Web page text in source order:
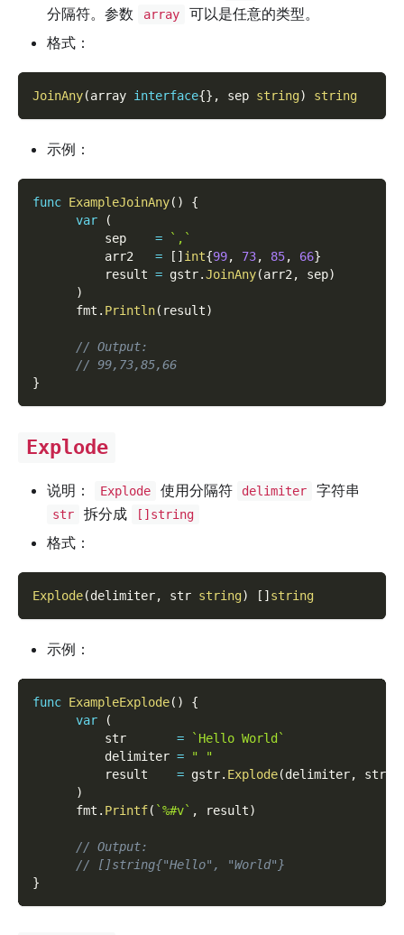
分隔符。参数
array
可以是任意的类型。
格式：
JoinAny(array interface{} , sep string) string
示例：
func ExampleJoinAny( )
{
var
(
          sep
=
`,`
          arr2
= [ ] int{99, 73, 85, 66}
          result
= gstr.JoinAny(arr2 , sep)
)
      fmt
. Println( result)
// Output:
// 99,73,85,66
}
Explode
说明： Explode 使用分隔符 delimiter 字符串
str 拆分成 []string
格式：
Explode(delimiter, str string) [ ] string
示例：
func ExampleExplode( )
{
var
(
          str
=
`Hello World`
          delimiter
=
" "
          result
= gstr. Explode(delimiter, str
)
      fmt
. Printf( `%#v` , result)
// Output:
// []string{"Hello", "World"}
}